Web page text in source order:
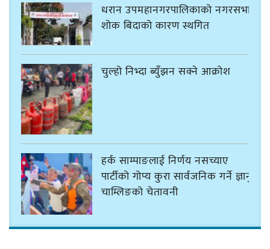
धरान उपमहानगरपालिकाको नगरसभा
शोक बिदाको कारण स्थगित
चुल्हो निभ्दा ब्युँझन सक्ने आक्रोश
हर्क साम्पाङलाई निर्णय नसच्याए
पार्टीको गोप्य कुरा सार्वजनिक गर्ने ज्ञानु
चाम्लिङको चेतावनी